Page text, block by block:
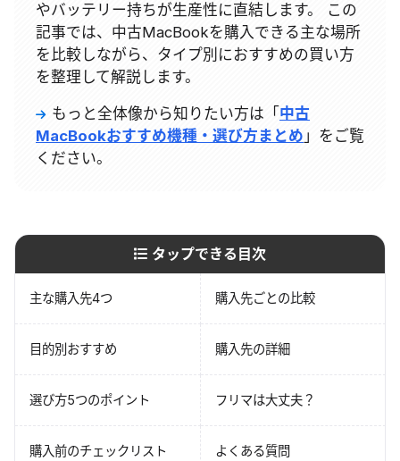
やバッテリー持ちが生産性に直結します。 この
記事では、中古MacBookを購入できる主な場所
を比較しながら、タイプ別におすすめの買い方
を整理して解説します。
もっと全体像から知りたい方は「 中古
MacBookおすすめ機種・選び方まとめ 」をご覧
ください。
タップできる目次
主な購入先4つ 購入先ごとの比較
目的別おすすめ 購入先の詳細
選び方5つのポイント フリマは大丈夫？
購入前のチェックリスト よくある質問